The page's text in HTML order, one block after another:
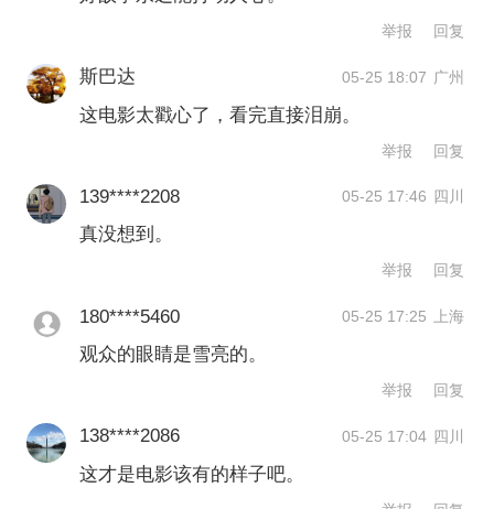
真诚是“必杀技”，《给阿嬷的情书》正是
依靠扎实的故事基础，尤其是真诚来打
动观众。那么为何其他电影，尤其是背
后具有巨资支持的电影反而不如《给阿
嬷的情书》票房高？这里就涉及一个“双
刃剑”问题，根据笔者的了解，具有资金
支持的影视作品肯定具有成本优势，可
以做更好的服化道、宣发等，缺乏资金
的影视作品很多时候甚至难以开机。但
如果一个项目如果能启动，那么有资本
支持的剧组多少会受资本方影响，比如
改编剧本、加塞“关系户”演职人员甚至是
举报 回复
斯巴达 05-25 18:07 广州
这电影太戳心了，看完直接泪崩。
举报 回复
139****2208 05-25 17:46 四川
真没想到。
举报 回复
180****5460 05-25 17:25 上海
观众的眼睛是雪亮的。
举报 回复
138****2086 05-25 17:04 四川
这才是电影该有的样子吧。